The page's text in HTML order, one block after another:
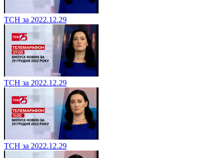
ТСН за 2022.12.29
ТСН за 2022.12.29
ТСН за 2022.12.29